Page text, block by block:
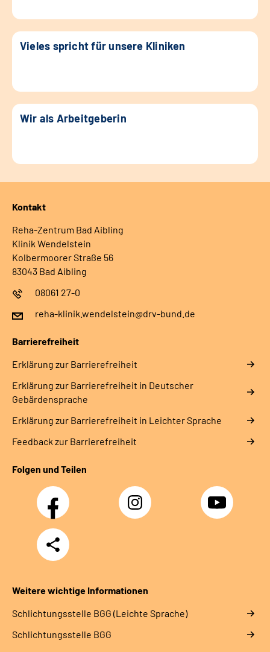
Vieles spricht für unsere Kliniken
Wir als Arbeitgeberin
Kontakt
Reha-Zentrum Bad Aibling
Klinik Wendelstein
Kolbermoorer Straße 56
83043 Bad Aibling
08061 27-0
reha-klinik.wendelstein@drv-bund.de
Barrierefreiheit
Erklärung zur Barrierefreiheit
Erklärung zur Barrierefreiheit in Deutscher
Gebärdensprache
Erklärung zur Barrierefreiheit in Leichter Sprache
Feedback zur Barrierefreiheit
Folgen und Teilen
Facebook Instagram YouTube
Teilen
Weitere wichtige Informationen
Schlich­tungs­stel­le BGG (Leichte Sprache)
Schlich­tungs­stel­le BGG